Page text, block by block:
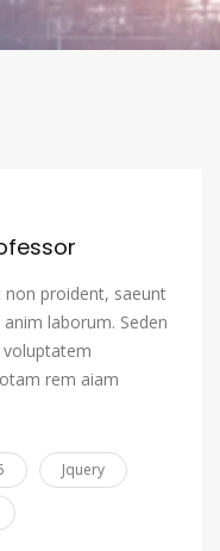
non proident, saeunt
laborum. Seden
rem aiam
Jquery